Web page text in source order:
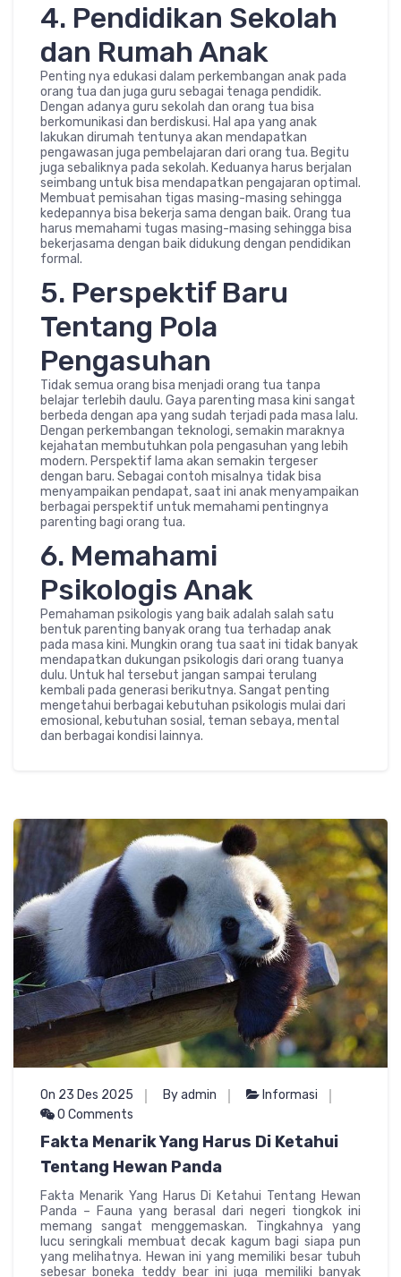
4. Pendidikan Sekolah
dan Rumah Anak
Penting nya edukasi dalam perkembangan anak pada
orang tua dan juga guru sebagai tenaga pendidik.
Dengan adanya guru sekolah dan orang tua bisa
berkomunikasi dan berdiskusi. Hal apa yang anak
lakukan dirumah tentunya akan mendapatkan
pengawasan juga pembelajaran dari orang tua. Begitu
juga sebaliknya pada sekolah. Keduanya harus berjalan
seimbang untuk bisa mendapatkan pengajaran optimal.
Membuat pemisahan tigas masing-masing sehingga
kedepannya bisa bekerja sama dengan baik. Orang tua
harus memahami tugas masing-masing sehingga bisa
bekerjasama dengan baik didukung dengan pendidikan
formal.
5. Perspektif Baru
Tentang Pola
Pengasuhan
Tidak semua orang bisa menjadi orang tua tanpa
belajar terlebih daulu. Gaya parenting masa kini sangat
berbeda dengan apa yang sudah terjadi pada masa lalu.
Dengan perkembangan teknologi, semakin maraknya
kejahatan membutuhkan pola pengasuhan yang lebih
modern. Perspektif lama akan semakin tergeser
dengan baru. Sebagai contoh misalnya tidak bisa
menyampaikan pendapat, saat ini anak menyampaikan
berbagai perspektif untuk memahami pentingnya
parenting bagi orang tua.
6. Memahami
Psikologis Anak
Pemahaman psikologis yang baik adalah salah satu
bentuk parenting banyak orang tua terhadap anak
pada masa kini. Mungkin orang tua saat ini tidak banyak
mendapatkan dukungan psikologis dari orang tuanya
dulu. Untuk hal tersebut jangan sampai terulang
kembali pada generasi berikutnya. Sangat penting
mengetahui berbagai kebutuhan psikologis mulai dari
emosional, kebutuhan sosial, teman sebaya, mental
dan berbagai kondisi lainnya.
On 23 Des 2025 By admin
Informasi
0 Comments
Fakta Menarik Yang Harus Di Ketahui
Tentang Hewan Panda
Fakta Menarik Yang Harus Di Ketahui Tentang Hewan
Panda – Fauna yang berasal dari negeri tiongkok ini
memang sangat menggemaskan. Tingkahnya yang
lucu seringkali membuat decak kagum bagi siapa pun
yang melihatnya. Hewan ini yang memiliki besar tubuh
sebesar boneka teddy bear ini juga memiliki banyak